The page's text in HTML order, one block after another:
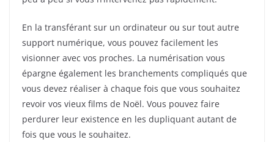
En la transférant sur un ordinateur ou sur tout autre
support numérique, vous pouvez facilement les
visionner avec vos proches. La numérisation vous
épargne également les branchements compliqués que
vous devez réaliser à chaque fois que vous souhaitez
revoir vos vieux films de Noël. Vous pouvez faire
perdurer leur existence en les dupliquant autant de
fois que vous le souhaitez.